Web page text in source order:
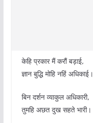
केहि प्रकार मैं करौं बड़ाई,
ज्ञान बुद्धि मोहि नहिं अधिकाई।
बिन दर्शन व्याकुल अधिकारी,
तुमहि अछत दुख सहते भारी।